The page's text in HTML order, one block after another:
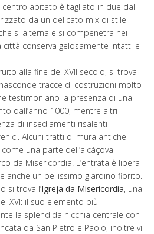
centro abitato è tagliato in due dal
da un delicato mix di stile
si alterna e si compenetra nei
conserva gelosamente intatti e
alla fine del XVII secolo, si trova
tracce di costruzioni molto
testimoniano la presenza di una
dall’anno 1000, mentre altri
di insediamenti risalenti
Alcuni tratti di mura antiche
una parte dell’alcáçova
da Misericordia. L’entrata è libera
anche un bellissimo giardino fiorito.
si trova l’Igreja da Misericordia, una
XVI: il suo elemento più
la splendida nicchia centrale con
da San Pietro e Paolo, inoltre vi